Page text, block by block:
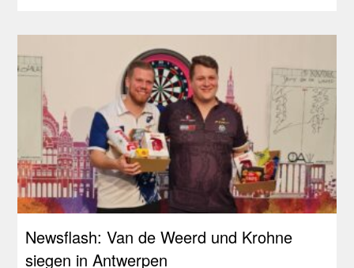
Newsflash: Van de Weerd und Krohne
siegen in Antwerpen